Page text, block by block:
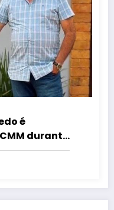
é
durante
do